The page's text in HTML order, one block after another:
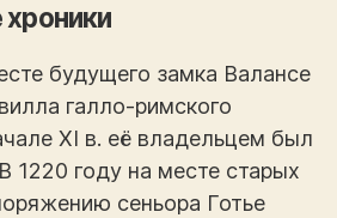
будущего замка Валансе
галло-римского
XI в. её владельцем был
1220 году на месте старых
сеньора Готье